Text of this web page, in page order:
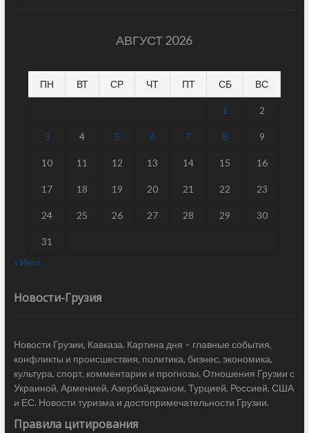
АВГУСТ 2026
ПН ВТ СР ЧТ ПТ СБ ВС
1 2
3 4 5 6 7 8 9
10 11 12 13 14 15 16
17 18 19 20 21 22 23
24 25 26 27 28 29 30
31
« Июл
Новости-Грузия
Новости Грузии, Кавказа. Картина дня – главные события,
конфликты и происшествия, политика, бизнес, экономика,
культура, спорт, комментарии и прогнозы. Отношения Грузии с
Украиной, Арменией, Азербайджаном, Турцией, Россией, США
и ЕС. Новости туризма и достопримечательности Грузии.
Правила цитирования